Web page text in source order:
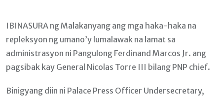
IBINASURA ng Malakanyang ang mga haka-haka na
repleksyon ng umano’y lumalawak na lamat sa
administrasyon ni Pangulong Ferdinand Marcos Jr. ang
pagsibak kay General Nicolas Torre III bilang PNP chief.
Binigyang diin ni Palace Press Officer Undersecretary,